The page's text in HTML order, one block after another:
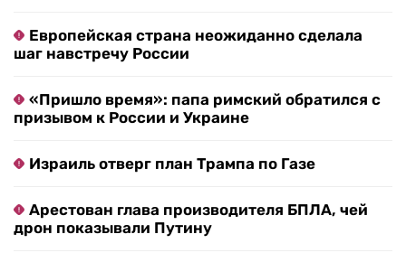
Европейская страна неожиданно сделала
шаг навстречу России
«Пришло время»: папа римский обратился с
призывом к России и Украине
Израиль отверг план Трампа по Газе
Арестован глава производителя БПЛА, чей
дрон показывали Путину